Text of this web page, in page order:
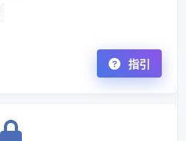
指引